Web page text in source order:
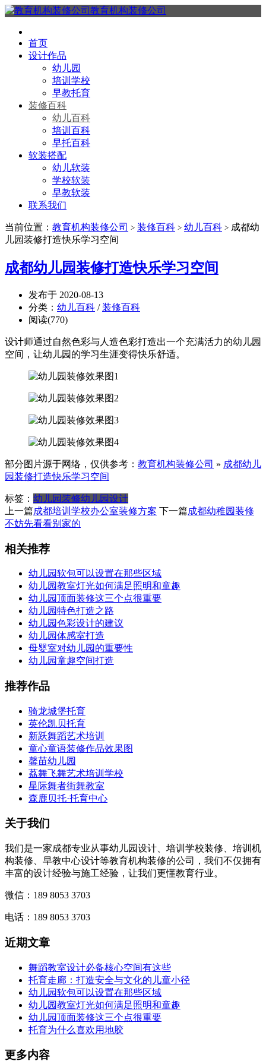
教育机构装修公司
首页
设计作品
幼儿园
培训学校
早教托育
装修百科
幼儿百科
培训百科
早托百科
软装搭配
幼儿软装
学校软装
早教软装
联系我们
当前位置： 教育机构装修公司 > 装修百科 > 幼儿百科 > 成都幼
儿园装修打造快乐学习空间
成都幼儿园装修打造快乐学习空间
发布于 2020-08-13
分类： 幼儿百科 /装修百科
阅读(770)
设计师通过自然色彩与人造色彩打造出一个充满活力的幼儿园
空间，让幼儿园的学习生涯变得快乐舒适。
部分图片源于网络，仅供参考： 教育机构装修公司 » 成都幼儿
园装修打造快乐学习空间
标签： 幼儿园装修幼儿园设计
上一篇成都培训学校办公室装修方案 下一篇成都幼稚园装修
不妨先看看别家的
相关推荐
幼儿园软包可以设置在那些区域
幼儿园教室灯光如何满足照明和童趣
幼儿园顶面装修这三个点很重要
幼儿园特色打造之路
幼儿园色彩设计的建议
幼儿园体感室打造
母婴室对幼儿园的重要性
幼儿园童趣空间打造
推荐作品
骑龙城堡托育
英伦凯贝托育
新跃舞蹈艺术培训
童心童语装修作品效果图
馨苗幼儿园
荔舞飞舞艺术培训学校
星际舞者街舞教室
森鹿贝托·托育中心
关于我们
我们是一家成都专业从事幼儿园设计、培训学校装修、培训机
构装修、早教中心设计等教育机构装修的公司，我们不仅拥有
丰富的设计经验与施工经验，让我们更懂教育行业。
微信：189 8053 3703
电话：189 8053 3703
近期文章
舞蹈教室设计必备核心空间有这些
托育走廊：打造安全与文化的儿童小径
幼儿园软包可以设置在那些区域
幼儿园教室灯光如何满足照明和童趣
幼儿园顶面装修这三个点很重要
托育为什么喜欢用地胶
更多内容